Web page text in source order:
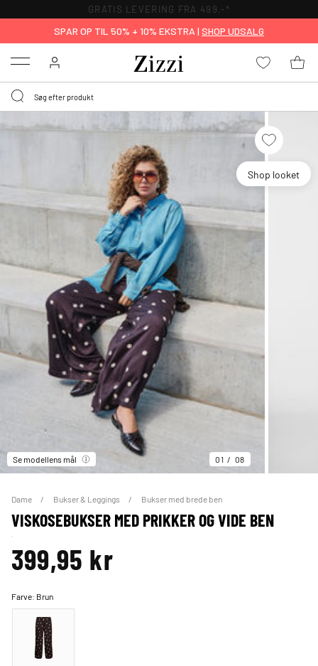
GRATIS LEVERING FRA 499,-*
SPAR OP TIL 50% + 10% EKSTRA | SHOP UDSALG
Menu
Shop looket
Se modellens mål 01 08
Dame Bukser & Leggings Bukser med brede ben
VISKOSEBUKSER MED PRIKKER OG VIDE BEN
399,95 kr
Farve: Brun